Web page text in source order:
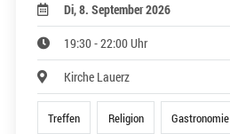
Di, 8. September 2026
19:30 - 22:00 Uhr
Kirche Lauerz
Treffen Religion Gastronomie